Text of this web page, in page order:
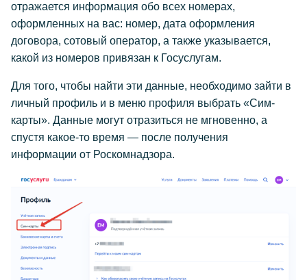
отражается информация обо всех номерах,
оформленных на вас: номер, дата оформления
договора, сотовый оператор, а также указывается,
какой из номеров привязан к Госуслугам.
Для того, чтобы найти эти данные, необходимо зайти в
личный профиль и в меню профиля выбрать «Сим-
карты». Данные могут отразиться не мгновенно, а
спустя какое-то время — после получения
информации от Роскомнадзора.